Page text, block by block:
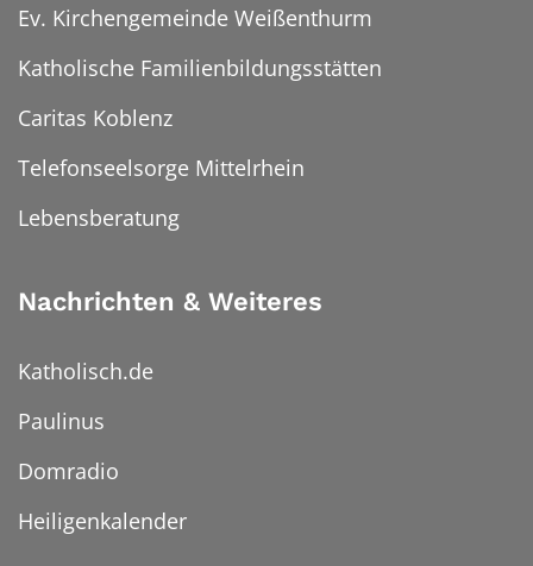
Ev. Kirchengemeinde Weißenthurm
Katholische Familienbildungsstätten
Caritas Koblenz
Telefonseelsorge Mittelrhein
Lebensberatung
Nachrichten & Weiteres
Katholisch.de
Paulinus
Domradio
Heiligenkalender